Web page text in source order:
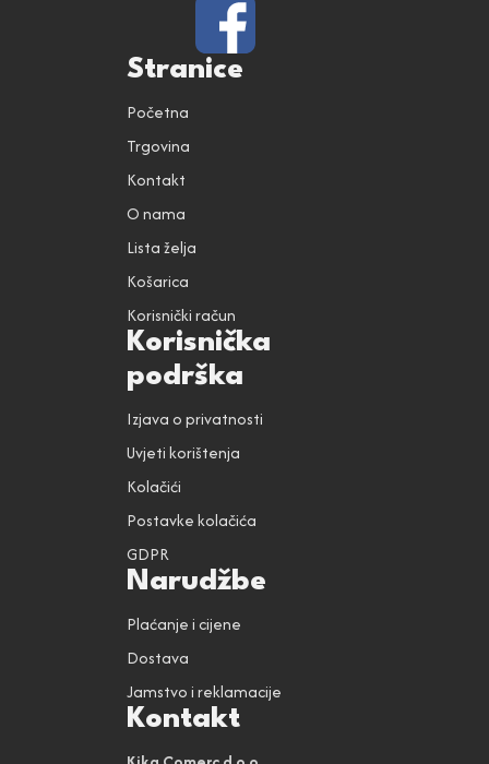
Stranice
Početna
Trgovina
Kontakt
O nama
Lista želja
Košarica
Korisnički račun
Korisnička
podrška
Izjava o privatnosti
Uvjeti korištenja
Kolačići
Postavke kolačića
GDPR
Narudžbe
Plaćanje i cijene
Dostava
Jamstvo i reklamacije
Kontakt